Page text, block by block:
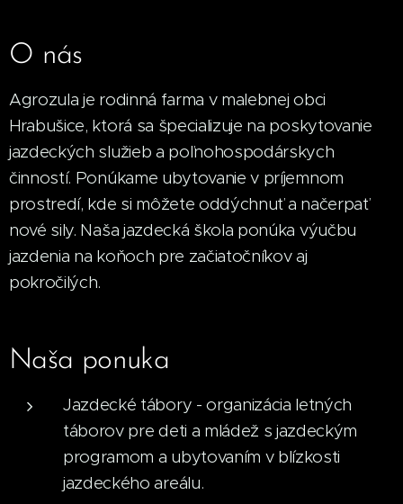
O nás
Agrozula je rodinná farma v malebnej obci
Hrabušice, ktorá sa špecializuje na poskytovanie
jazdeckých služieb a poľnohospodárskych
činností. Ponúkame ubytovanie v príjemnom
prostredí, kde si môžete oddýchnuť a načerpať
nové sily. Naša jazdecká škola ponúka výučbu
jazdenia na koňoch pre začiatočníkov aj
pokročilých.
Naša ponuka
Jazdecké tábory - organizácia letných
táborov pre deti a mládež s jazdeckým
programom a ubytovaním v blízkosti
jazdeckého areálu.